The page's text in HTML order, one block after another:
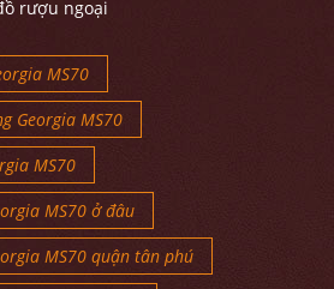
rượu ngoại
MS70
Georgia MS70
MS70
MS70 ở đâu
MS70 quận tân phú